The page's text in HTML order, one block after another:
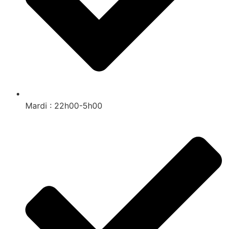
Mardi : 22h00-5h00